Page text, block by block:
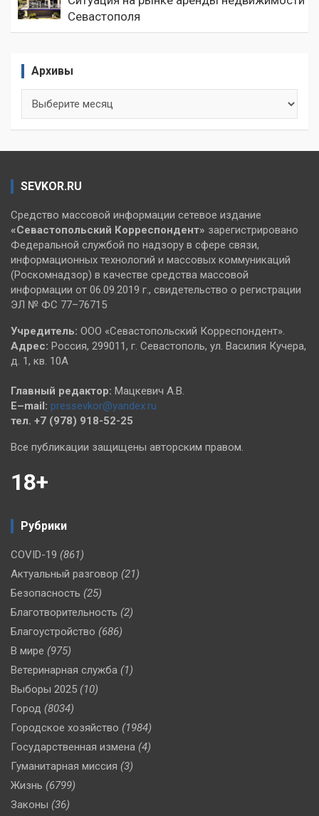
Севастополя
Архивы
SEVKOR.RU
Средство массовой информации сетевое издание
«Севастопольский Корреспондент» зарегистрировано
Федеральной службой по надзору в сфере связи,
информационных технологий и массовых коммуникаций
(Роскомнадзор) в качестве средства массовой
информации от 06.09.2019 г., свидетельство о регистрации
ЭЛ № ФС 77–76715
Учредитель: ООО «Севастопольский Корреспондент».
Адрес: Россия, 299011, г. Севастополь, ул. Василия Кучера,
д. 1, кв. 10А
Главный редактор: Мацкевич А.В.
E–mail: pressevkor@yandex.ru
тел. +7 (978) 918-52-25
Все публикации защищены авторским правом.
18+
Рубрики
COVID-19 (861)
Актуальный разговор (21)
Безопасность (25)
Благотворительность (2)
Благоустройство (686)
В мире (975)
Ветеринарная служба (1)
Выборы 2025 (10)
Город (8034)
Городское хозяйство (1984)
Государственная измена (4)
Гуманитарная миссия (3)
Жизнь (6799)
Законы (36)